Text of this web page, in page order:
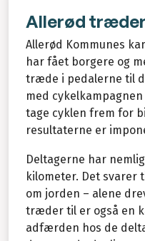
Allerød
Allerød Kommunes
har fået borgere og
træde i pedalerne til
med
tage cyklen frem for
resultaterne er
Deltagerne har
kilometer. Det svarer
om jorden – alene
træder til er også en
adfærden hos de